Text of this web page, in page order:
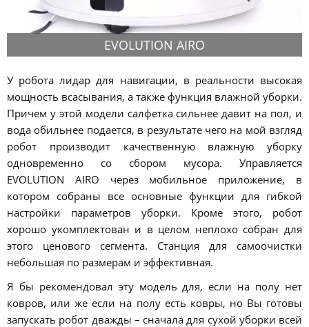
EVOLUTION AIRO
У робота лидар для навигации, в реальности высокая
мощность всасывания, а также функция влажной уборки.
Причем у этой модели салфетка сильнее давит на пол, и
вода обильнее подается, в результате чего на мой взгляд
робот производит качественную влажную уборку
одновременно со сбором мусора. Управляется
EVOLUTION AIRO через мобильное приложение, в
котором собраны все основные функции для гибкой
настройки параметров уборки. Кроме этого, робот
хорошо укомплектован и в целом неплохо собран для
этого ценового сегмента. Станция для самоочистки
небольшая по размерам и эффективная.
Я бы рекомендовал эту модель для, если на полу нет
ковров, или же если на полу есть ковры, но Вы готовы
запускать робот дважды – сначала для сухой уборки всей